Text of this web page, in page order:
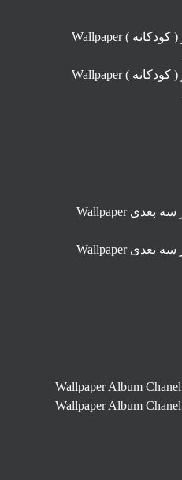
بوم کاغذ دیواری تایسیز ( کودکانه ) Wallpaper
بوم کاغذ دیواری تایسیز ( کودکانه ) Wallpaper
آلبوم کاغذ دیواری آواتار سه بعدی Wallpaper
آلبوم کاغذ دیواری آواتار سه بعدی Wallpaper